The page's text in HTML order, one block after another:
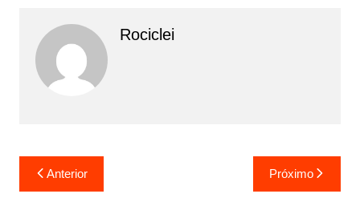
Rociclei
Navegação
de
Anterior Próximo